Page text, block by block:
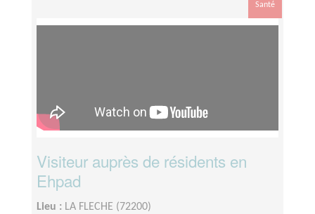
Santé
Visiteur auprès de résidents en
Ehpad
Lieu : LA FLECHE (72200)